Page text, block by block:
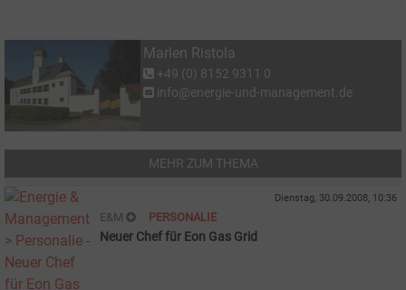
Marlen Ristola
+49 (0) 8152 9311 0
info@energie-und-management.de
MEHR ZUM THEMA
Dienstag, 30.09.2008, 10:36
E&M PERSONALIE
Neuer Chef für Eon Gas Grid